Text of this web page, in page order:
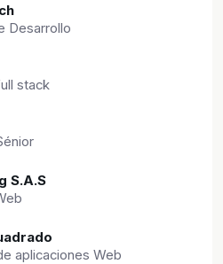
Desarrollo
stack
S.A.S
aplicaciones Web